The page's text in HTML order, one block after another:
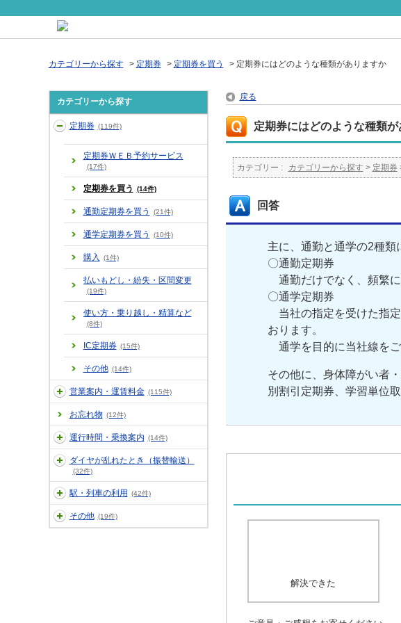
カテゴリーから探す > 定期券 > 定期券を買う > 定期券にはどのような種類がありますか
カテゴリーから探す
定期券 (119件)
定期券ＷＥＢ予約サービス
(17件)
定期券を買う (14件)
通勤定期券を買う (21件)
通学定期券を買う (10件)
購入 (1件)
払いもどし・紛失・区間変更
(19件)
使い方・乗り越し・精算など
(8件)
IC定期券 (15件)
その他 (14件)
営業案内・運賃料金 (115件)
お忘れ物 (12件)
運行時間・乗換案内 (14件)
ダイヤが乱れたとき（振替輸送）
(32件)
駅・列車の利用 (42件)
その他 (19件)
戻る
定期券にはどのような種類
カテゴリー : カテゴリーから探す > 定期券
回答
主に、通勤と通学の2種類
〇通勤定期券
通勤だけでなく、頻繁に
〇通学定期券
当社の指定を受けた指
おります。
通学を目的に当社線をご
その他に、身体障がい者
別割引定期券、学習単位
解決できた